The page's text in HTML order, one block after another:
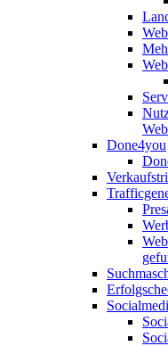
Done4you